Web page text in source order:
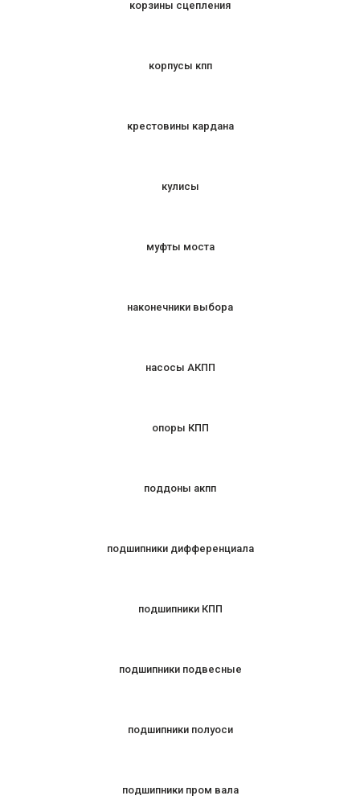
корзины сцепления
корпусы кпп
крестовины кардана
кулисы
муфты моста
наконечники выбора
насосы АКПП
опоры КПП
поддоны акпп
подшипники дифференциала
подшипники КПП
подшипники подвесные
подшипники полуоси
подшипники пром вала